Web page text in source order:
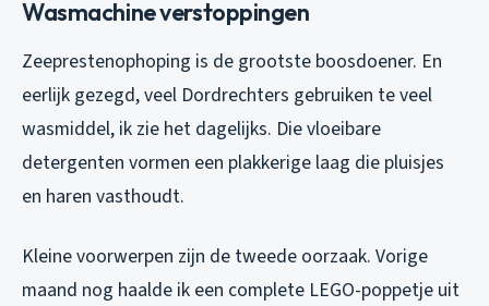
Wasmachine verstoppingen
Zeeprestenophoping is de grootste boosdoener. En
eerlijk gezegd, veel Dordrechters gebruiken te veel
wasmiddel, ik zie het dagelijks. Die vloeibare
detergenten vormen een plakkerige laag die pluisjes
en haren vasthoudt.
Kleine voorwerpen zijn de tweede oorzaak. Vorige
maand nog haalde ik een complete LEGO-poppetje uit